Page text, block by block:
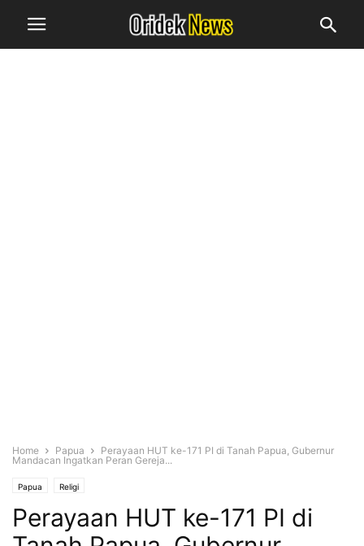
Home Papua
Perayaan HUT ke-171 PI di Tanah Papua, Gubernur
Mandacan Ingatkan Peran Gereja...
Papua Religi
Perayaan HUT ke-171 PI di